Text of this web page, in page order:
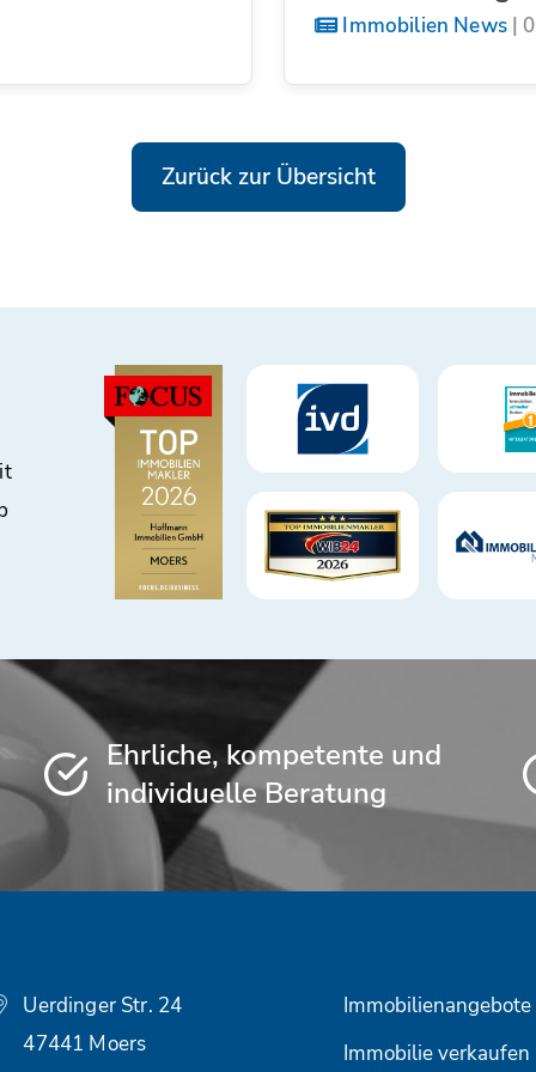
Immobilien News|
Zurück zur Übersicht
Ehrliche, kompetente und
individuelle Beratung
Uerdinger Str. 24
47441 Moers
Immobilienangebote
Immobilie verkaufen